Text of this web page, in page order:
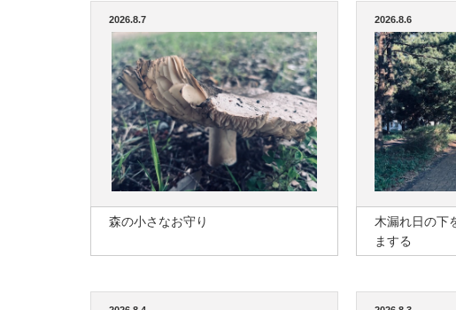
2026.8.7
森の小さなお守り
2026.8.6
木漏れ日の下
まする